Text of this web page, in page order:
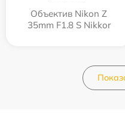
Объектив Nikon Z
35mm F1.8 S Nikkor